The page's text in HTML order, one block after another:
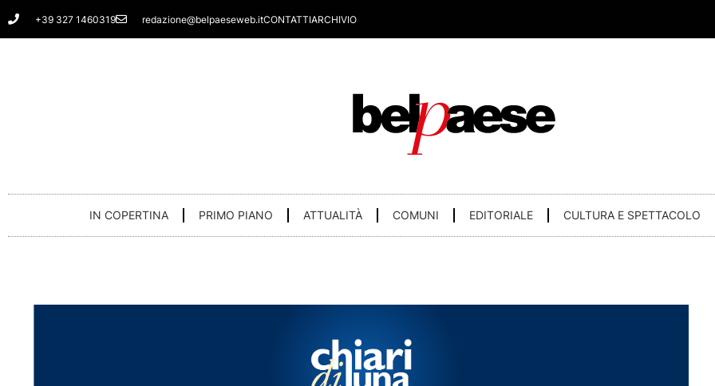
Vai
al
+39 327 1460319 redazione@belpaeseweb.itCONTATTIARCHIVIO
IN COPERTINA PRIMO PIANO ATTUALITÀ COMUNI EDITORIALE CULTURA E SPETTACOLO